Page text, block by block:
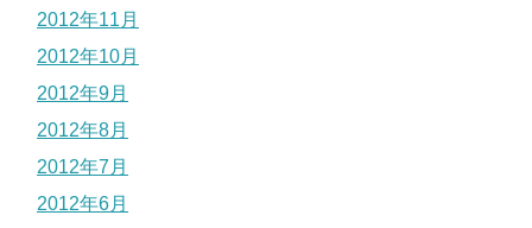
2012年11月
2012年10月
2012年9月
2012年8月
2012年7月
2012年6月